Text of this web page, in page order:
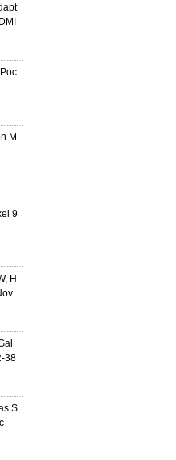
M
9
H
38
S